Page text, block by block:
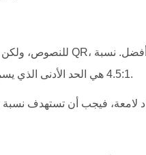
4.5:1 هي الحد الأدنى الذي يسمح للكاميرا بتمييز الوحدات في معظم ظروف الإضاءة.